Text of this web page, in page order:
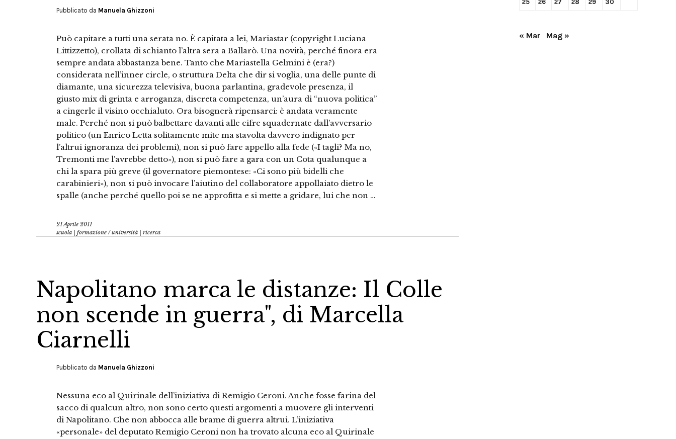
Pubblicato da Manuela Ghizzoni
Può capitare a tutti una serata no. È capitata a lei, Mariastar (copyright Luciana
Littizzetto), crollata di schianto l’altra sera a Ballarò. Una novità, perché finora era
sempre andata abbastanza bene. Tanto che Mariastella Gelmini è (era?)
considerata nell’inner circle, o struttura Delta che dir si voglia, una delle punte di
diamante, una sicurezza televisiva, buona parlantina, gradevole presenza, il
giusto mix di grinta e arroganza, discreta competenza, un’aura di “nuova politica”
a cingerle il visino occhialuto. Ora bisognerà ripensarci: è andata veramente
male. Perché non si può balbettare davanti alle cifre squadernate dall’avversario
politico (un Enrico Letta solitamente mite ma stavolta davvero indignato per
l’altrui ignoranza dei problemi), non si può fare appello alla fede («I tagli? Ma no,
Tremonti me l’avrebbe detto»), non si può fare a gara con un Cota qualunque a
chi la spara più greve (il governatore piemontese: «Ci sono più bidelli che
carabinieri»), non si può invocare l’aiutino del collaboratore appollaiato dietro le
spalle (anche perché quello poi se ne approfitta e si mette a gridare, lui che non …
21 Aprile 2011
scuola | formazione /università | ricerca
Napolitano marca le distanze: Il Colle
non scende in guerra", di Marcella
Ciarnelli
Pubblicato da Manuela Ghizzoni
Nessuna eco al Quirinale dell’iniziativa di Remigio Ceroni. Anche fosse farina del
sacco di qualcun altro, non sono certo questi argomenti a muovere gli interventi
di Napolitano. Che non abbocca alle brame di guerra altrui. L’iniziativa
«personale» del deputato Remigio Ceroni non ha trovato alcuna eco al Quirinale
25 26 27 28 29 30
« Mar Mag »